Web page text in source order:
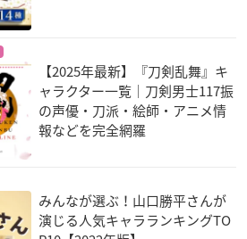
【2025年最新】『刀剣乱舞』キ
ャラクター一覧｜刀剣男士117振
の声優・刀派・絵師・アニメ情
報などを完全網羅
みんなが選ぶ！山口勝平さんが
演じる人気キャラランキングTO